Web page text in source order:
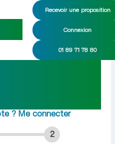
Recevoir une proposition
Connexion
01 89 71 78 80
Notre-
maideoà
? Me connecter
2